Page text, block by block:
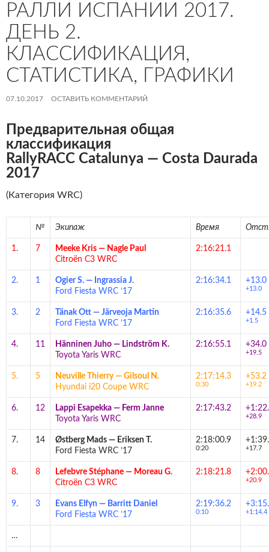
РАЛЛИ ИСПАНИИ 2017.
ДЕНЬ 2.
КЛАССИФИКАЦИЯ,
СТАТИСТИКА, ГРАФИКИ
07.10.2017 ОСТАВИТЬ КОММЕНТАРИЙ
Предварительная общая
классификация
RallyRACC Catalunya — Costa Daurada
2017
(Категория WRC)
№ Экипаж Время
1. 7 Meeke Kris — Nagle Paul
Citroën C3 WRC
2:16:21.1
2. 1 Ogier S. — Ingrassia J.
Ford Fiesta WRC ’17
2:16:34.1 +13.0
+13.0
3. 2 Tänak Ott — Järveoja Martin
Ford Fiesta WRC ’17
2:16:35.6 +14.5
+1.5
4. 11 Hänninen Juho — Lindström K.
Toyota Yaris WRC
2:16:55.1 +34.0
+19.5
5. 5 Neuville Thierry— Gilsoul N.
Hyundai i20 Coupe WRC
2:17:14.3
0:30
+53.2
+19.2
6. 12 Lappi Esapekka — Ferm Janne
Toyota Yaris WRC
2:17:43.2
+28.9
7. 14 Østberg Mads — Eriksen T.
Ford Fiesta WRC ’17
2:18:00.9
0:20 +17.7
8. 8 Lefebvre Stéphane — Moreau G.
Citroën C3 WRC
2:18:21.8
+20.9
9. 3 Evans Elfyn — Barritt Daniel
Ford Fiesta WRC ’17
2:19:36.2
0:10 +1:14.4
…